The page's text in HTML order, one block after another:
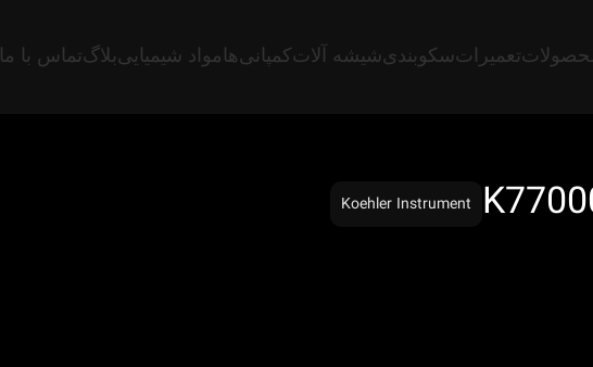
تعمیراتسکوبندیشیشه آلاتکمپانی‌ها مواد شیمیاییبلاگتماس با ما
Koehler Instrument